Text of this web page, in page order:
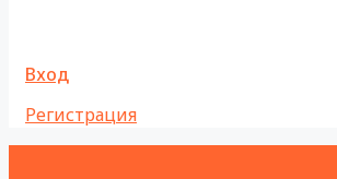
Вход
Регистрация